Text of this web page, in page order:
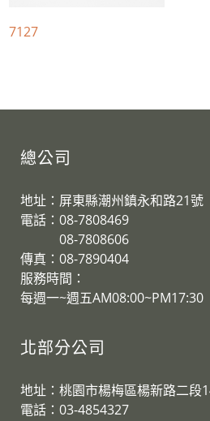
7127
總公司
地址：屏東縣潮州鎮永和路21號
電話：08-7808469
08-7808606
傳真：08-7890404
服務時間：
每週一~週五AM08:00~PM17:30
北部分公司
地址：桃園市楊梅區楊新路二段
電話：03-4854327